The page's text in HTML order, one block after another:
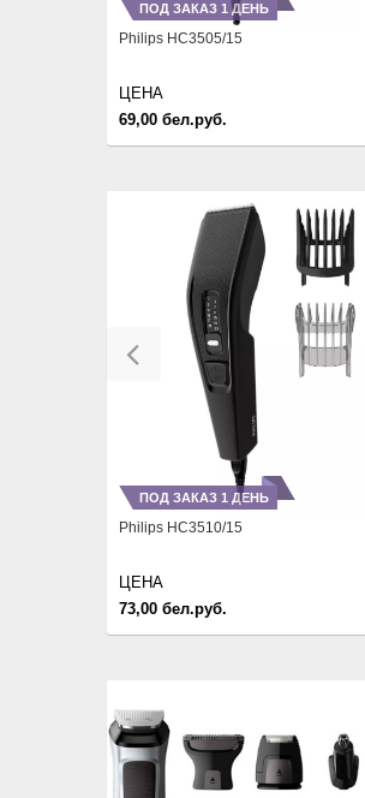
ПОД ЗАКАЗ 1 ДЕНЬ
Philips HC3505/15
69,00 бел.руб.
ЦЕНА
Previous
ПОД ЗАКАЗ 1 ДЕНЬ
Philips HC3510/15
73,00 бел.руб.
ЦЕНА